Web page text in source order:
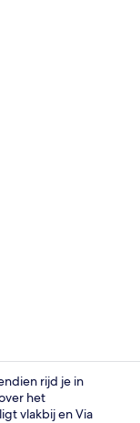
rijd je in
het
vlakbij en Via